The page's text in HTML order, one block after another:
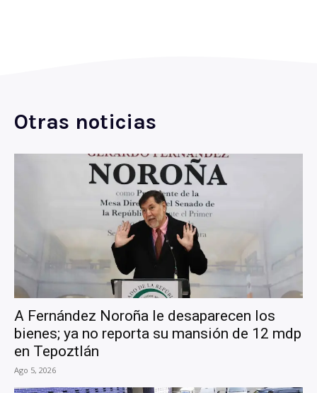
Otras noticias
A Fernández Noroña le desaparecen los
bienes; ya no reporta su mansión de 12 mdp
en Tepoztlán
Ago 5, 2026